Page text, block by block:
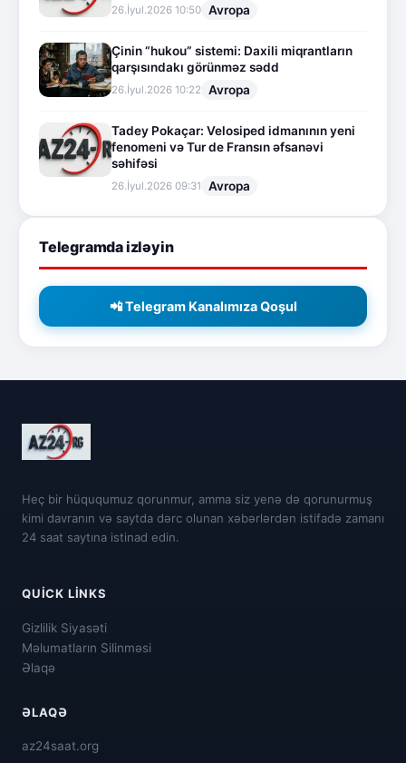
26.İyul.2026 10:50 Avropa
Çinin “hukou” sistemi: Daxili miqrantların
qarşısındakı görünməz sədd
26.İyul.2026 10:22 Avropa
Tadey Pokaçar: Velosiped idmanının yeni
fenomeni və Tur de Fransın əfsanəvi
səhifəsi
26.İyul.2026 09:31 Avropa
Telegramda izləyin
📲 Telegram Kanalımıza Qoşul
Heç bir hüququmuz qorunmur, amma siz yenə də qorunurmuş
kimi davranın və saytda dərc olunan xəbərlərdən istifadə zamanı
24 saat saytına istinad edin.
QUICK LINKS
Gizlilik Siyasəti
Məlumatların Silinməsi
Əlaqə
ƏLAQƏ
az24saat.org